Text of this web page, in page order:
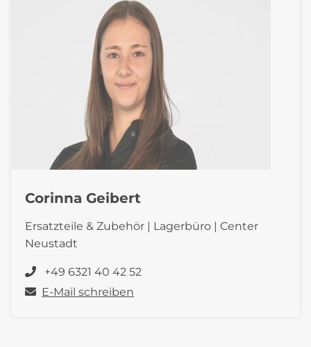
Corinna Geibert
Ersatzteile & Zubehör | Lagerbüro | Center
Neustadt
+49 6321 40 42 52
E-Mail schreiben